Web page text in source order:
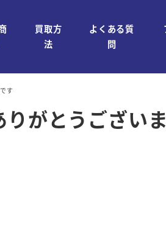
買取方
法
よくある質
問
す
りがとうござい